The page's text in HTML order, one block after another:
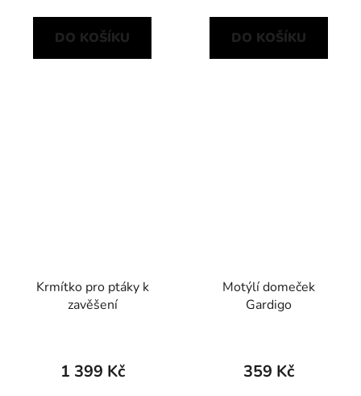
DO KOŠÍKU DO KOŠÍKU
Krmítko pro ptáky k
zavěšení
1 399 Kč
Motýlí domeček
Gardigo
359 Kč